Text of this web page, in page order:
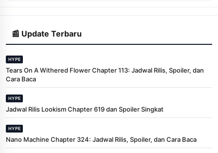
📰 Update Terbaru
HYPE
Tears On A Withered Flower Chapter 113: Jadwal Rilis, Spoiler, dan
Cara Baca
HYPE
Jadwal Rilis Lookism Chapter 619 dan Spoiler Singkat
HYPE
Nano Machine Chapter 324: Jadwal Rilis, Spoiler, dan Cara Baca